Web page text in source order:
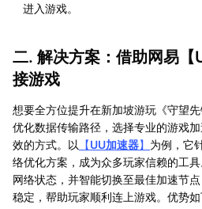
进入游戏。
二. 解决方案：借助网易【
接游戏
想要全方位提升在新加坡游玩《守望
优化数据传输路径，选择专业的游戏
效的方式。以
【UU加速器】 为例，它
络优化方案，成为众多玩家信赖的工
网络状态，并智能切换至最佳加速节
稳定，帮助玩家顺利连上游戏。优势如